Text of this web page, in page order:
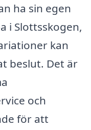
ha sin egen
i Slottsskogen,
kan
beslut. Det är
och
för att